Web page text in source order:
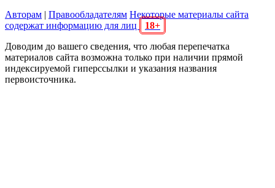
Авторам | Правообладателям Некоторые материалы сайта
содержат информацию для лиц
18+
Доводим до вашего сведения, что любая перепечатка
материалов сайта возможна только при наличии прямой
индексируемой гиперссылки и указания названия
первоисточника.